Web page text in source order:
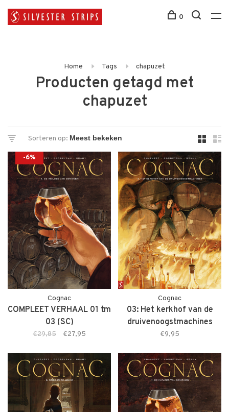
0
Home Tags chapuzet
Producten getagd met
chapuzet
Sorteren op:
-6%
Cognac
COMPLEET VERHAAL 01 tm
03 (SC)
€29,85 €27,95
Cognac
03: Het kerkhof van de
druivenoogstmachines
€9,95